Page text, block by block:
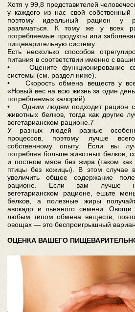
Хотя у 99,8 представителей
у каждого из нас свой собственный
поэтому идеальный рацион у
различаться. К тому же у всех
потребляемые продукты или
пищеварительную систему.
Есть несколько способов
питания в соответствии именно с
• Оцените функционирование
системы (см. раздел ниже).
• Скорость обмена веществ у
«Новый вес на всю жизнь за один
потребляемых калорий).
• Одним людям подходит рацион с
животных белков, тогда как другие
вегетарианском рационе.7
У разных людей разные
процессов, поэтому лучше
собственному опыту. Если вы
потребляя больше животных белков,
и постном мясе без жира (таком
птицы без кожицы). В этом случае
увеличить общее содержание
рационе. Если вам лучше на
вегетарианском рационе, ешьте
белков, а полезные жиры
авокадо и льняного семени.
любым типом обмена веществ,
овощах — это беспроигрышный
ОЦЕНКА ВАШЕГО